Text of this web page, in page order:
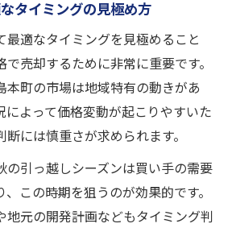
タイミングの見極め方
最適なタイミングを見極めること
売却するために非常に重要です。
本町の市場は地域特有の動きがあ
によって価格変動が起こりやすいた
には慎重さが求められます。
の引っ越しシーズンは買い手の需要
この時期を狙うのが効果的です。
地元の開発計画などもタイミング判